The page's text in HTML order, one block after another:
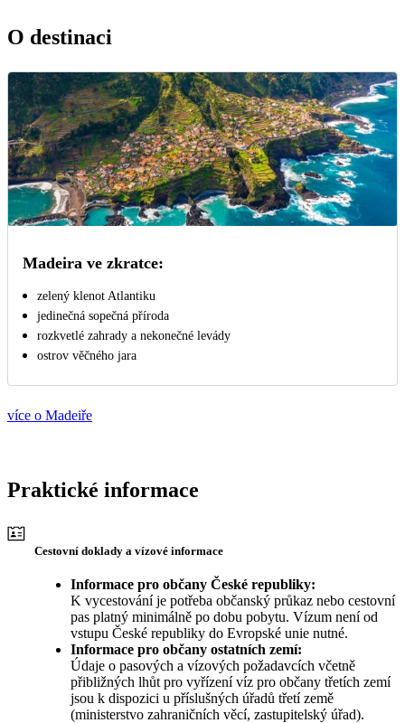
O destinaci
Madeira ve zkratce:
zelený klenot Atlantiku
jedinečná sopečná příroda
rozkvetlé zahrady a nekonečné levády
ostrov věčného jara
více o Madeiře
Praktické informace
Cestovní doklady a vízové informace
Informace pro občany České republiky:
K vycestování je potřeba občanský průkaz nebo cestovní
pas platný minimálně po dobu pobytu. Vízum není od
vstupu České republiky do Evropské unie nutné.
Informace pro občany ostatních zemí:
Údaje o pasových a vízových požadavcích včetně
přibližných lhůt pro vyřízení víz pro občany třetích zemí
jsou k dispozici u příslušných úřadů třetí země
(ministerstvo zahraničních věcí, zastupitelský úřad).